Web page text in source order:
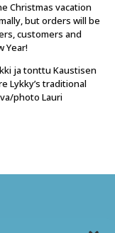
Christmas vacation
but orders will be
customers and
Year!
ja tonttu Kaustisen
Lykky’s traditional
photo Lauri